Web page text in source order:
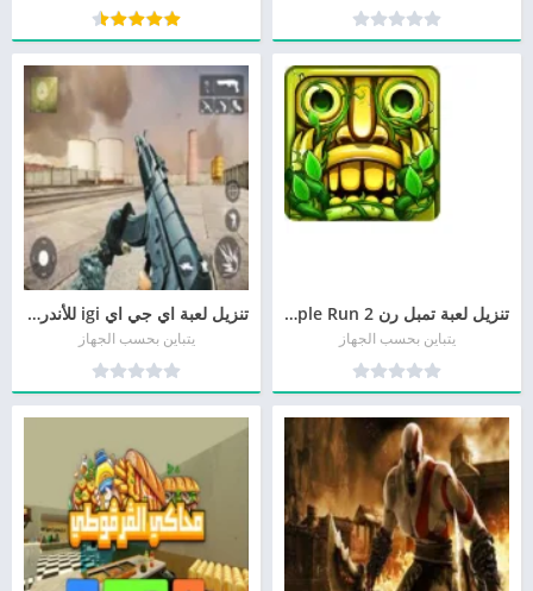
تنزيل لعبة تمبل رن 2 Temple Run براط مباشر
يتباين بحسب الجهاز
تنزيل لعبة اي جي اي igi للأندرويد أخر إصدار
يتباين بحسب الجهاز